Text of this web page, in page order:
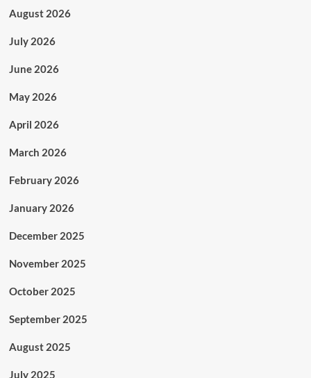
August 2026
July 2026
June 2026
May 2026
April 2026
March 2026
February 2026
January 2026
December 2025
November 2025
October 2025
September 2025
August 2025
July 2025